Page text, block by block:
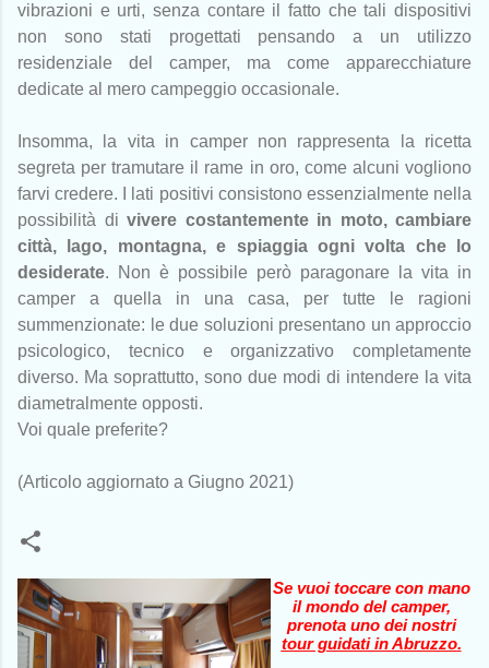
vibrazioni e urti, senza contare il fatto che tali dispositivi
non sono stati progettati pensando a un utilizzo
residenziale del camper, ma come apparecchiature
dedicate al mero campeggio occasionale.
Insomma, la vita in camper non rappresenta la ricetta
segreta per tramutare il rame in oro, come alcuni vogliono
farvi credere. I lati positivi consistono essenzialmente nella
possibilità di vivere costantemente in moto, cambiare
città, lago, montagna, e spiaggia ogni volta che lo
desiderate. Non è possibile però paragonare la vita in
camper a quella in una casa, per tutte le ragioni
summenzionate: le due soluzioni presentano un approccio
psicologico, tecnico e organizzativo completamente
diverso. Ma soprattutto, sono due modi di intendere la vita
diametralmente opposti.
Voi quale preferite?
(Articolo aggiornato a Giugno 2021)
Se vuoi toccare con mano
il mondo del camper,
prenota uno dei nostri
tour guidati in Abruzzo.